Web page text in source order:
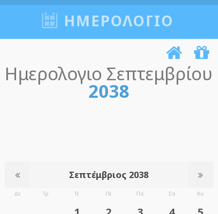
ΗΜΕΡΟΛΟΓΙΟ
Ημερολογιο Σεπτεμβρίου
2038
Σεπτέμβριος 2038
Δε Τρ Τε Πε Πα Σα Κυ